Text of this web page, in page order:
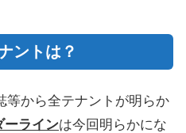
ントは？
等から全テナントが明らか
ーラインは今回明らかにな